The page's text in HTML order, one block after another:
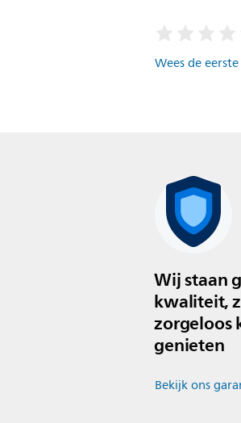
Wees de
Wij staan
kwaliteit,
zorgeloos
genieten
Bekijk ons